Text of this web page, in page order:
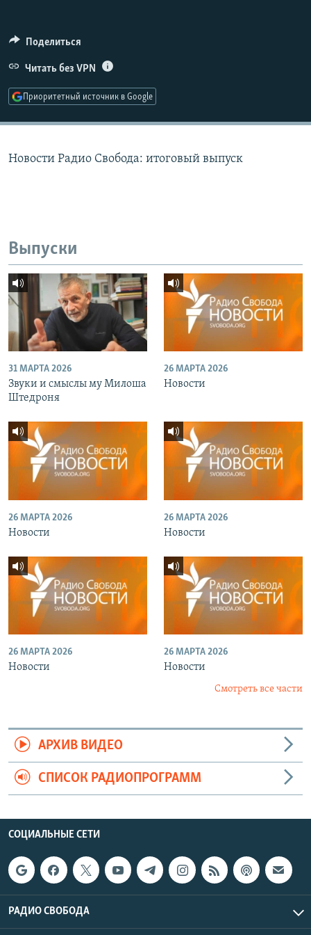
ПОДПИШИТЕСЬ НА РАССЫЛКУ
СОЦИАЛЬНЫЕ СЕТИ
Поделиться
Читать без VPN
Приоритетный источник в Google
Новости Радио Свобода: итоговый выпуск
Выпуски
31 МАРТА 2026
Звуки и смыслы му Милоша
Штедроня
26 МАРТА 2026
Новости
26 МАРТА 2026
Новости
26 МАРТА 2026
Новости
26 МАРТА 2026
Новости
26 МАРТА 2026
Новости
Смотреть все части
АРХИВ ВИДЕО
СПИСОК РАДИОПРОГРАММ
СОЦИАЛЬНЫЕ СЕТИ
РАДИО СВОБОДА